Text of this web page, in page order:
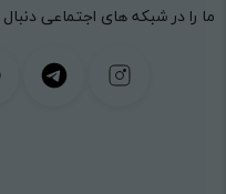
ما را در شبکه های اجتماعی